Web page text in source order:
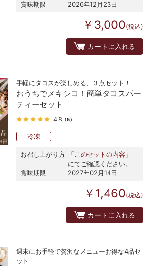
賞味期限
2026年12月23日
￥3,000(税込)
カートに入れる
手軽にタコスが楽しめる、３点セット！
おうちでメキシコ！簡単タコスパー
ティーセット
4.8 （5）
冷凍
お召し上がり方
「このセットの内容」
にてご確認ください。
賞味期限
2027年02月14日
￥1,460(税込)
カートに入れる
週末にお手軽で贅沢なメニューお得な4品セ
ット